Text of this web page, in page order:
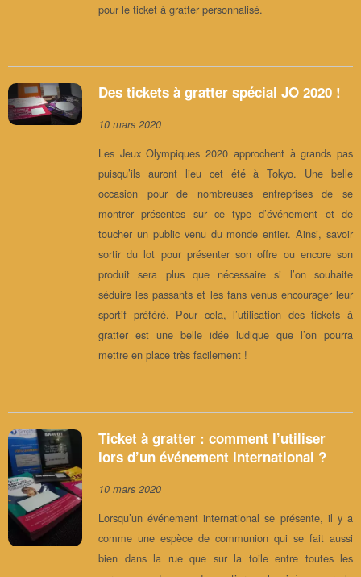
pour le ticket à gratter personnalisé.
Des tickets à gratter spécial JO 2020 !
10 mars 2020
Les Jeux Olympiques 2020 approchent à grands pas
puisqu’ils auront lieu cet été à Tokyo. Une belle
occasion pour de nombreuses entreprises de se
montrer présentes sur ce type d’événement et de
toucher un public venu du monde entier. Ainsi, savoir
sortir du lot pour présenter son offre ou encore son
produit sera plus que nécessaire si l’on souhaite
séduire les passants et les fans venus encourager leur
sportif préféré. Pour cela, l’utilisation des tickets à
gratter est une belle idée ludique que l’on pourra
mettre en place très facilement !
Ticket à gratter : comment l’utiliser
lors d’un événement international ?
10 mars 2020
Lorsqu’un événement international se présente, il y a
comme une espèce de communion qui se fait aussi
bien dans la rue que sur la toile entre toutes les